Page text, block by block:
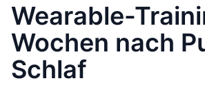
Wearable-
Wochen nach
Schlaf